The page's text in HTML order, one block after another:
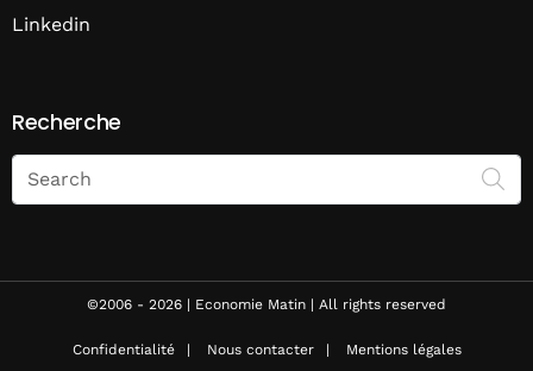
Linkedin
Recherche
Search
on
Economie
©2006 - 2026 | Economie Matin | All rights reserved
Confidentialité Nous contacter Mentions légales